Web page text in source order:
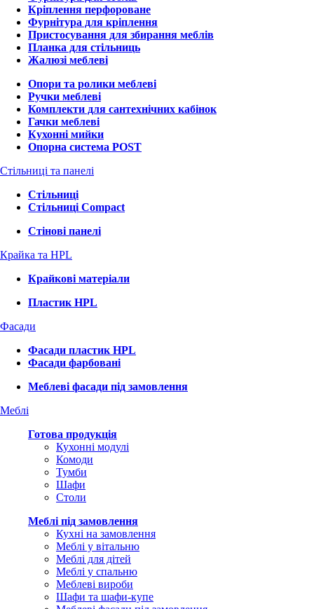
Кріплення перфороване
Фурнітура для кріплення
Пристосування для збирання меблів
Планка для стільниць
Жалюзі меблеві
Опори та ролики меблеві
Ручки меблеві
Комплекти для сантехнічних кабінок
Гачки меблеві
Кухонні мийки
Опорна система POST
Стільниці та панелі
Стільниці
Стільниці Compact
Стінові панелі
Крайка та HPL
Крайкові матеріали
Пластик HPL
Фасади
Фасади пластик HPL
Фасади фарбовані
Меблеві фасади під замовлення
Меблі
Готова продукція
Кухонні модулі
Комоди
Тумби
Шафи
Столи
Меблі під замовлення
Кухні на замовлення
Меблі у вітальню
Меблі для дітей
Меблі у спальню
Меблеві вироби
Шафи та шафи-купе